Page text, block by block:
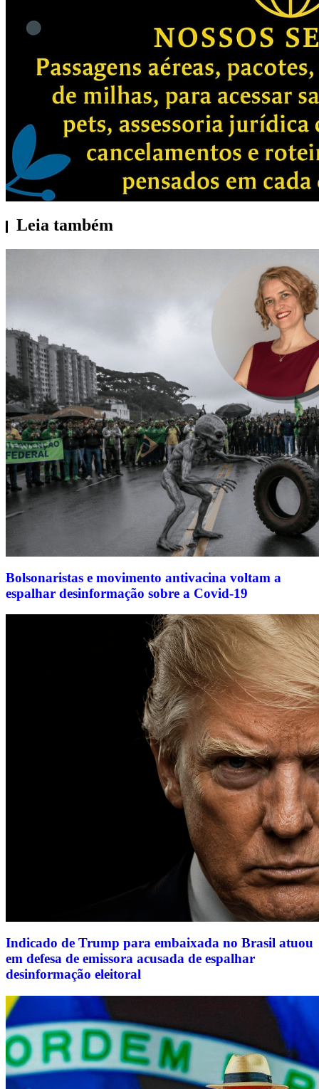
Leia também
Bolsonaristas e movimento antivacina voltam a
espalhar desinformação sobre a Covid-19
Indicado de Trump para embaixada no Brasil atuou
em defesa de emissora acusada de espalhar
desinformação eleitoral